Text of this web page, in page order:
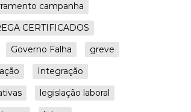
campanha
CERTIFICADOS
Governo Falha
greve
Integração
legislação laboral